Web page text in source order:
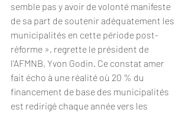
semble pas y avoir de volonté manifeste
de sa part de soutenir adéquatement les
municipalités en cette période post-
réforme », regrette le président de
l'AFMNB, Yvon Godin. Ce constat amer
fait écho à une réalité où 20 % du
financement de base des municipalités
est redirigé chaque année vers les